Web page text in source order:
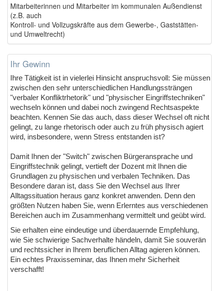
Mitarbeiterinnen und Mitarbeiter im kommunalen Außendienst
(z.B. auch
Kontroll- und Vollzugskräfte aus dem Gewerbe-, Gaststätten-
und Umweltrecht)
Ihr Gewinn
Ihre Tätigkeit ist in vielerlei Hinsicht anspruchsvoll: Sie müssen
zwischen den sehr unterschiedlichen Handlungssträngen
"verbaler Konfliktrhetorik" und "physischer Eingriffstechniken"
wechseln können und dabei noch zwingend Rechtsaspekte
beachten. Kennen Sie das auch, dass dieser Wechsel oft nicht
gelingt, zu lange rhetorisch oder auch zu früh physisch agiert
wird, insbesondere, wenn Stress entstanden ist?
Damit Ihnen der "Switch" zwischen Bürgeransprache und
Eingriffstechnik gelingt, vertieft der Dozent mit Ihnen die
Grundlagen zu physischen und verbalen Techniken. Das
Besondere daran ist, dass Sie den Wechsel aus Ihrer
Alltagssituation heraus ganz konkret anwenden. Denn den
größten Nutzen haben Sie, wenn Erlerntes aus verschiedenen
Bereichen auch im Zusammenhang vermittelt und geübt wird.
Sie erhalten eine eindeutige und überdauernde Empfehlung,
wie Sie schwierige Sachverhalte händeln, damit Sie souverän
und rechtssicher in Ihrem beruflichen Alltag agieren können.
Ein echtes Praxisseminar, das Ihnen mehr Sicherheit
verschafft!